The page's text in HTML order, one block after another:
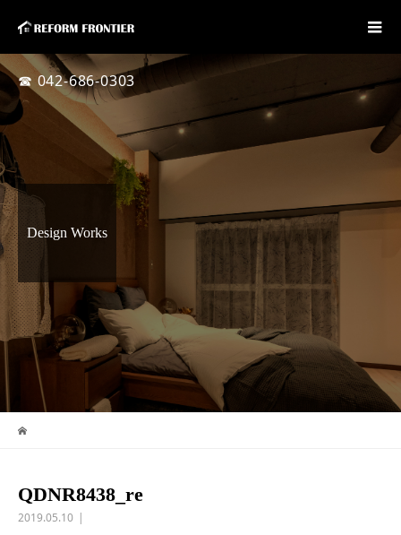
☎ 042-686-0303
Design Works
QDNR8438_re
2019.05.10